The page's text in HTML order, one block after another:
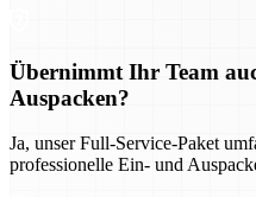
Übernimmt Ihr Team
Auspacken?
Ja, unser Full-Service-Paket
professionelle Ein- und